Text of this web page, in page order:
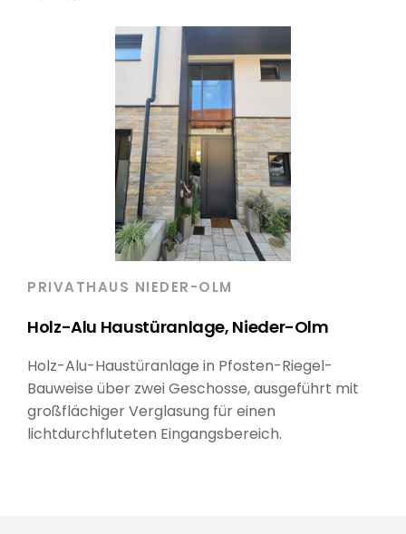
PRIVATHAUS NIEDER-OLM
Holz-Alu Haustüranlage, Nieder-Olm
Holz-Alu-Haustüranlage in Pfosten-Riegel-
Bauweise über zwei Geschosse, ausgeführt mit
großflächiger Verglasung für einen
lichtdurchfluteten Eingangsbereich.